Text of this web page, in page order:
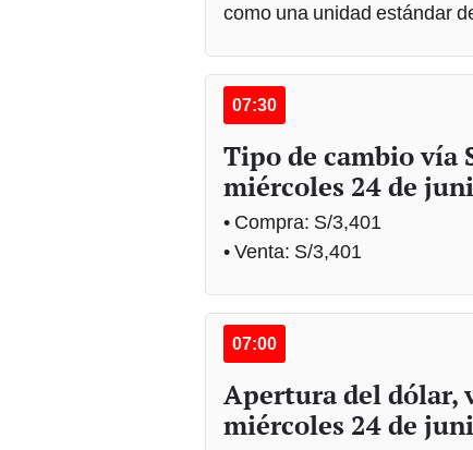
como una unidad estándar
07:30
Tipo de cambio vía
miércoles 24 de
• Compra: S/3,401
• Venta: S/3,401
07:00
Apertura del dólar,
miércoles 24 de